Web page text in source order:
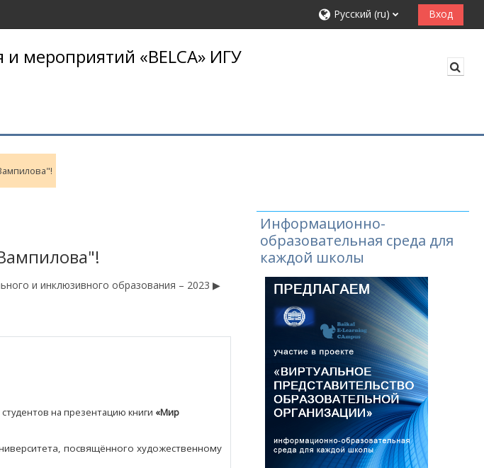
Русский ‎(ru)‎ Вход
мероприятий «BELCA» ИГУ
и инклюзивного образования – 2023 ▶︎
на презентацию книги «Мир
посвящённого художественному
Информационно-
образовательная среда для
каждой школы